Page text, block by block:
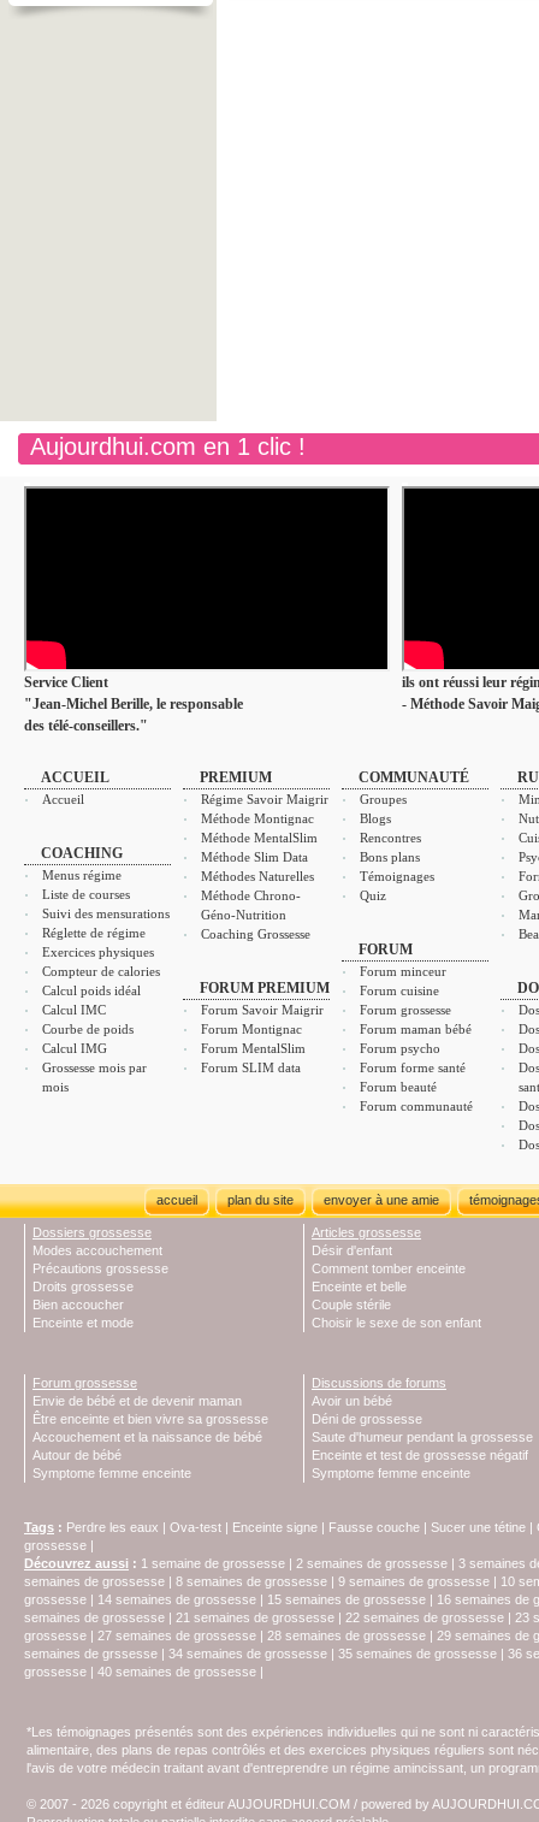
Aujourdhui.com en 1 clic !
Service Client
"Jean-Michel Berille, le responsable
des télé-conseillers."
ils ont réussi leur
- Méthode Savoir
ACCUEIL
Accueil
COACHING
Menus régime
Liste de courses
Suivi des mensurations
Réglette de régime
Exercices physiques
Compteur de calories
Calcul poids idéal
Calcul IMC
Courbe de poids
Calcul IMG
Grossesse mois par
mois
PREMIUM
Régime Savoir Maigrir
Méthode Montignac
Méthode MentalSlim
Méthode Slim Data
Méthodes Naturelles
Méthode Chrono-
Géno-Nutrition
Coaching Grossesse
FORUM PREMIUM
Forum Savoir Maigrir
Forum Montignac
Forum MentalSlim
Forum SLIM data
COMMUNAUTÉ
Groupes
Blogs
Rencontres
Bons plans
Témoignages
Quiz
FORUM
Forum minceur
Forum cuisine
Forum grossesse
Forum maman bébé
Forum psycho
Forum forme santé
Forum beauté
Forum communauté
accueil plan du site envoyer à une amie
Dossiers grossesse
Modes accouchement
Précautions grossesse
Droits grossesse
Bien accoucher
Enceinte et mode
Articles grossesse
Désir d'enfant
Comment tomber enceinte
Enceinte et belle
Couple stérile
Choisir le sexe de son enfant
Forum grossesse
Envie de bébé et de devenir maman
Être enceinte et bien vivre sa grossesse
Accouchement et la naissance de bébé
Autour de bébé
Symptome femme enceinte
Discussions de forums
Avoir un bébé
Déni de grossesse
Saute d'humeur pendant la grossesse
Enceinte et test de grossesse négatif
Symptome femme enceinte
Tags : Perdre les eaux | Ova-test | Enceinte signe | Fausse couche | Sucer une tétine |
grossesse |
Découvrez aussi : 1 semaine de grossesse | 2 semaines de grossesse | 3 semaines
semaines de grossesse | 8 semaines de grossesse | 9 semaines de grossesse | 10
grossesse | 14 semaines de grossesse | 15 semaines de grossesse | 16 semaines de
semaines de grossesse | 21 semaines de grossesse | 22 semaines de grossesse | 23
grossesse | 27 semaines de grossesse | 28 semaines de grossesse | 29 semaines de
semaines de grssesse | 34 semaines de grossesse | 35 semaines de grossesse | 36
grossesse | 40 semaines de grossesse |
*Les témoignages présentés sont des expériences individuelles qui ne sont ni
alimentaire, des plans de repas contrôlés et des exercices physiques réguliers sont
l'avis de votre médecin traitant avant d'entreprendre un régime amincissant, un
© 2007 - 2026 copyright et éditeur AUJOURDHUI.COM / powered by